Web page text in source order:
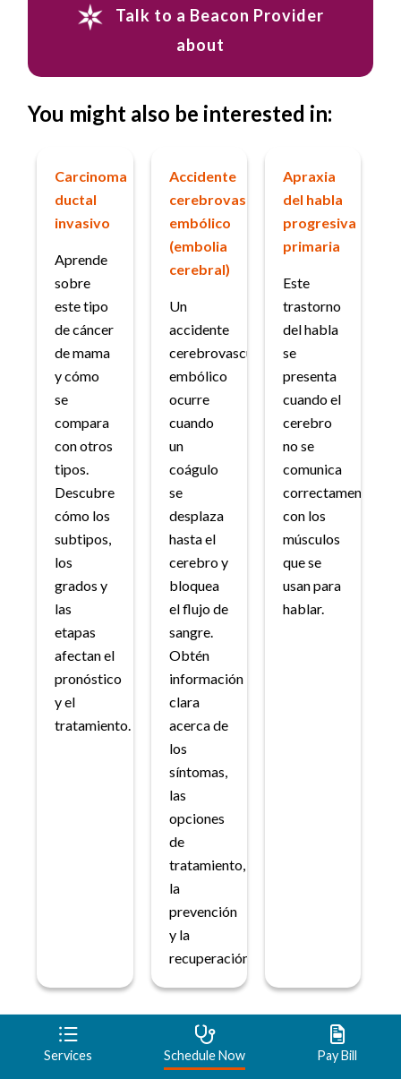
Talk to a Beacon Provider
about
You might also be interested in:
Carcinoma
ductal
invasivo
Aprende
sobre
este tipo
de cáncer
de mama
y cómo
se
compara
con otros
tipos.
Descubre
cómo los
subtipos,
los
grados y
las
etapas
afectan el
pronóstico
y el
tratamiento.
Accidente
cerebrovascular
embólico
(embolia
cerebral)
Un
accidente
cerebrovascular
embólico
ocurre
cuando
un
coágulo
se
desplaza
hasta el
cerebro y
bloquea
el flujo de
sangre.
Obtén
información
clara
acerca de
los
síntomas,
las
opciones
de
tratamiento,
la
prevención
y la
recuperación.
Apraxia
del habla
progresiva
primaria
Este
trastorno
del habla
se
presenta
cuando el
cerebro
no se
comunica
correctamente
con los
músculos
que se
usan para
hablar.
Related Information
Services Schedule Now Pay Bill